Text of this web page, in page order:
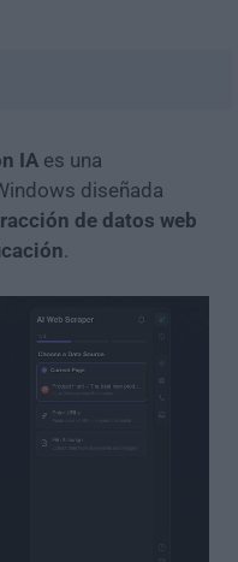
IA es una
diseñada
de datos web
.